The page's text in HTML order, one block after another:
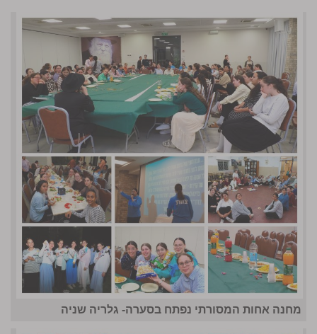
מחנה אחות המסורתי נפתח בסערה- גלריה שניה